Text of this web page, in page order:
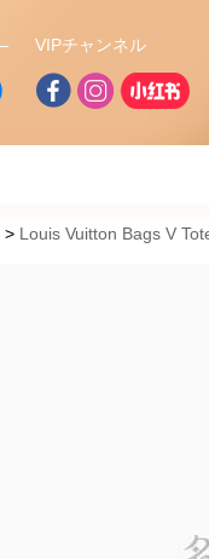
VIPチャンネル
Louis Vuitton Bags V